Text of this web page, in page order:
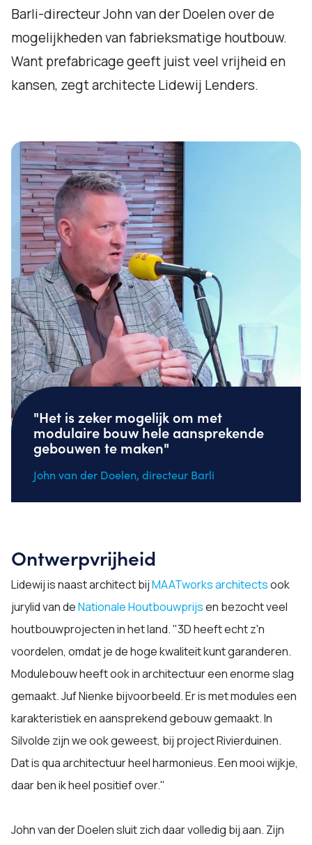
Barli-directeur John van der Doelen over de
mogelijkheden van fabrieksmatige houtbouw.
Want prefabricage geeft juist veel vrijheid en
kansen, zegt architecte Lidewij Lenders.
"Het is zeker mogelijk om met
modulaire bouw hele aansprekende
gebouwen te maken"
John van der Doelen, directeur Barli
Ontwerpvrijheid
Lidewij is naast architect bijMAATworks architectsook
jurylid van deNationale Houtbouwprijsen bezocht veel
houtbouwprojecten in het land. "3D heeft echt z'n
voordelen, omdat je de hoge kwaliteit kunt garanderen.
Modulebouw heeft ook in architectuur een enorme slag
gemaakt. Juf Nienke bijvoorbeeld. Er is met modules een
karakteristiek en aansprekend gebouw gemaakt. In
Silvolde zijn we ook geweest, bij project Rivierduinen.
Dat is qua architectuur heel harmonieus. Een mooi wijkje,
daar ben ik heel positief over."
John van der Doelen sluit zich daar volledig bij aan. Zijn